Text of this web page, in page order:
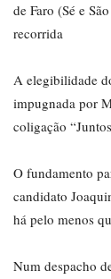
de Faro (Sé e
recorrida
A elegibilidade
impugnada por
coligação
O fundamento
candidato
há pelo menos
Num despacho